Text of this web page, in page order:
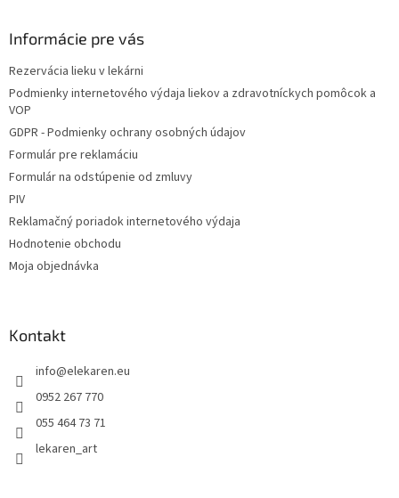
Informácie pre vás
Rezervácia lieku v lekárni
Podmienky internetového výdaja liekov a zdravotníckych pomôcok a
VOP
GDPR - Podmienky ochrany osobných údajov
Formulár pre reklamáciu
Formulár na odstúpenie od zmluvy
PIV
Reklamačný poriadok internetového výdaja
Hodnotenie obchodu
Moja objednávka
Kontakt
info@elekaren.eu
0952 267 770
055 464 73 71
lekaren_art